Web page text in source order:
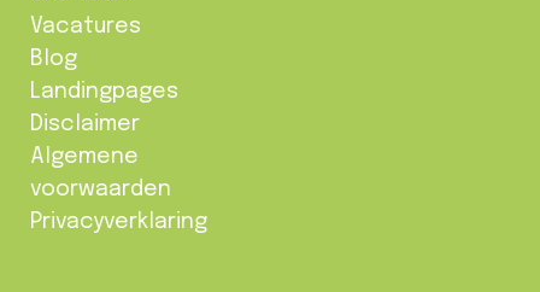
Vacatures
Blog
Landingpages
Disclaimer
Algemene
voorwaarden
Privacyverklaring